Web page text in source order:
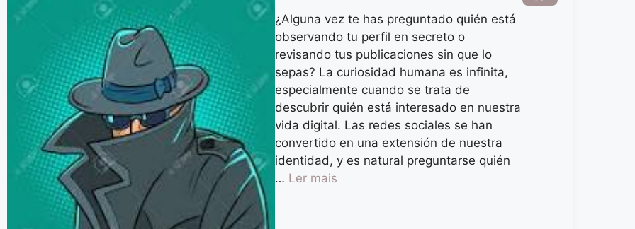
¿Alguna vez te has preguntado quién está
observando tu perfil en secreto o
revisando tus publicaciones sin que lo
sepas? La curiosidad humana es infinita,
especialmente cuando se trata de
descubrir quién está interesado en nuestra
vida digital. Las redes sociales se han
convertido en una extensión de nuestra
identidad, y es natural preguntarse quién
… Ler mais